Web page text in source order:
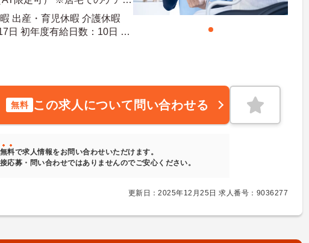
験があれば尚可
出産・育児休暇 介護休暇
日 最
無料 この求人について問い合わせる
無料で求人情報をお問い合わせいただけます。
応募・問い合わせではありませんのでご安心ください。
更新日：2025年12月25日 求人番号：9036277